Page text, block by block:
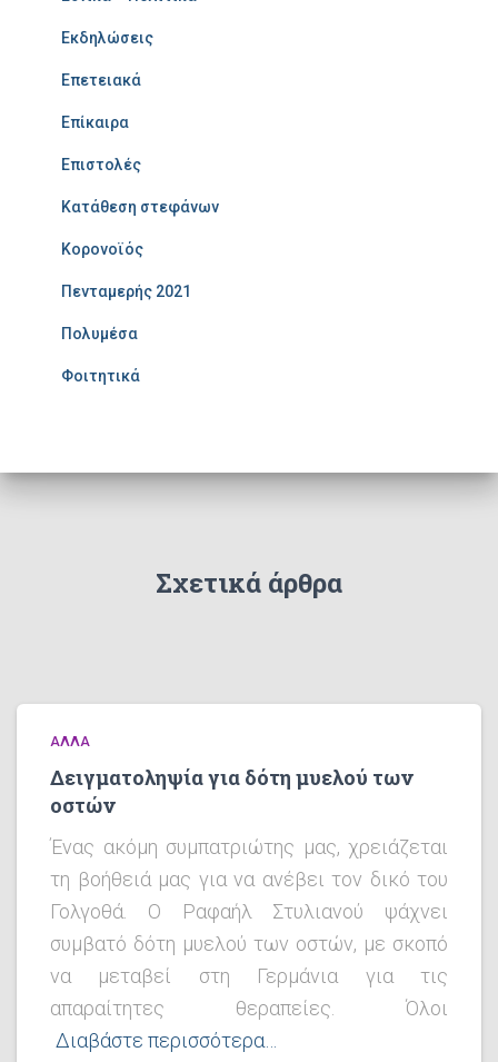
Εκδηλώσεις
Επετειακά
Επίκαιρα
Επιστολές
Κατάθεση στεφάνων
Κορονοϊός
Πενταμερής 2021
Πολυμέσα
Φοιτητικά
Σχετικά άρθρα
ΆΛΛΑ
Δειγματοληψία για δότη μυελού των
οστών
Ένας ακόμη συμπατριώτης μας, χρειάζεται
τη βοήθειά μας για να ανέβει τον δικό του
Γολγοθά. Ο Ραφαήλ Στυλιανού ψάχνει
συμβατό δότη μυελού των οστών, με σκοπό
να μεταβεί στη Γερμάνια για τις
απαραίτητες θεραπείες. Όλοι
Διαβάστε περισσότερα…